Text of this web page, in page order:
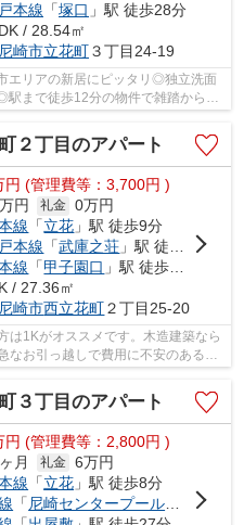
本線 「塚口 」駅 徒歩28分
/ 28.54㎡
崎市立花町３丁目24-19
エリアの新居にピッタリ◎独立洗面
まで徒歩12分の物件で雑踏から少
２丁目のアパート
円 (管理費等：3,700円 )
円 礼金 0万円
線 「立花 」駅 徒歩9分
本線 「武庫之荘 」駅 徒歩30分
線 「甲子園口 」駅 徒歩37分
/ 27.36㎡
尼崎市西立花町２丁目25-20
は1Kがオススメです。木造建築なら
なお引っ越しで費用に不安のある方
３丁目のアパート
円 (管理費等：2,800円 )
月 礼金 6万円
線 「立花 」駅 徒歩8分
「 尼崎センタープール前
」駅 徒